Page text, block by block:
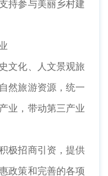
持参与美丽乡村建
文化、人文景观旅
然旅游资源，统一
业，带动第三产业
极招商引资，提供
政策和完善的各项